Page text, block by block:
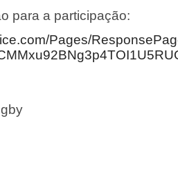
para a participação:
Pages/